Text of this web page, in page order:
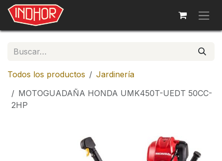
Ir al contenido
Todos los productos
Jardinería
MOTOGUADAÑA HONDA UMK450T-UEDT 50CC-
2HP